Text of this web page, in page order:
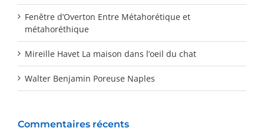
Fenêtre d’Overton Entre Métahorétique et
métahoréthique
Mireille Havet La maison dans l’oeil du chat
Walter Benjamin Poreuse Naples
Commentaires récents